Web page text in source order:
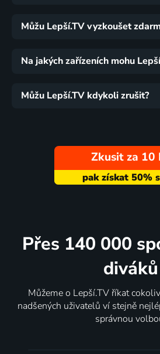
Můžu Lepší.TV vyzkoušet
Na jakých zařízeních mohu
Můžu Lepší.TV kdykoli zrušit?
Zkusit za 10
Přes 140 000
diváků
Můžeme o Lepší.TV říkat
nadšených uživatelů ví stejně
správnou